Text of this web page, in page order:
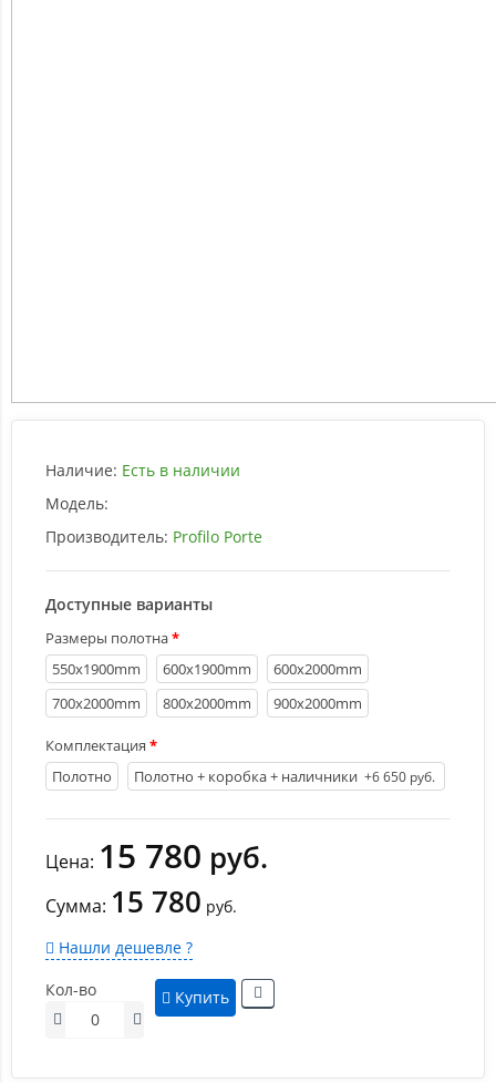
Наличие: Есть в наличии
Модель:
Производитель: Profilo Porte
Доступные варианты
Размеры полотна
550х1900mm
600х1900mm
600х2000mm
700х2000mm
800х2000mm 900х2000mm
Комплектация
Полотно
Полотно + коробка + наличники +6 650 руб.
Цена: 15 780 руб.
Сумма: 15 780 руб.
Нашли дешевле ?
Кол-во
Купить